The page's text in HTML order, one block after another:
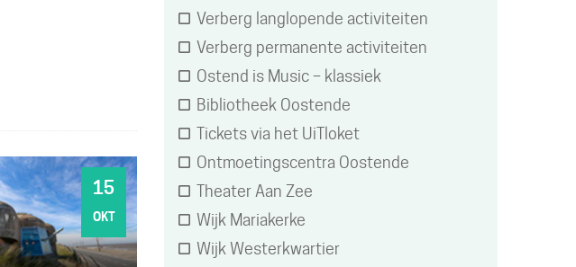
DO15
OKT
Verberg langlopende activiteiten
Verberg permanente activiteiten
Ostend is Music – klassiek
Bibliotheek Oostende
Tickets via het UiTloket
Ontmoetingscentra Oostende
Theater Aan Zee
Wijk Mariakerke
Wijk Westerkwartier